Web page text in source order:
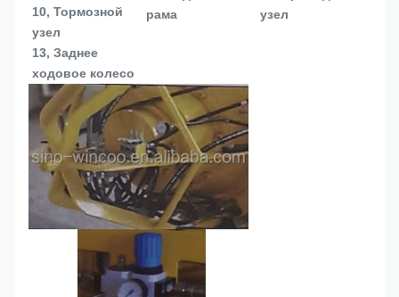
10, Тормозной
узел
13, Заднее
ходовое колесо
рама
узел